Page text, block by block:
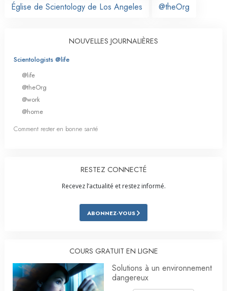
Église de Scientology de Los Angeles @theOrg
NOUVELLES JOURNALIÈRES
Scientologists @life
@life
@theOrg
@work
@home
Comment rester en bonne santé
RESTEZ CONNECTÉ
Recevez l’actualité et restez informé.
ABONNEZ-VOUS
COURS GRATUIT EN LIGNE
Solutions à un environnement
dangereux